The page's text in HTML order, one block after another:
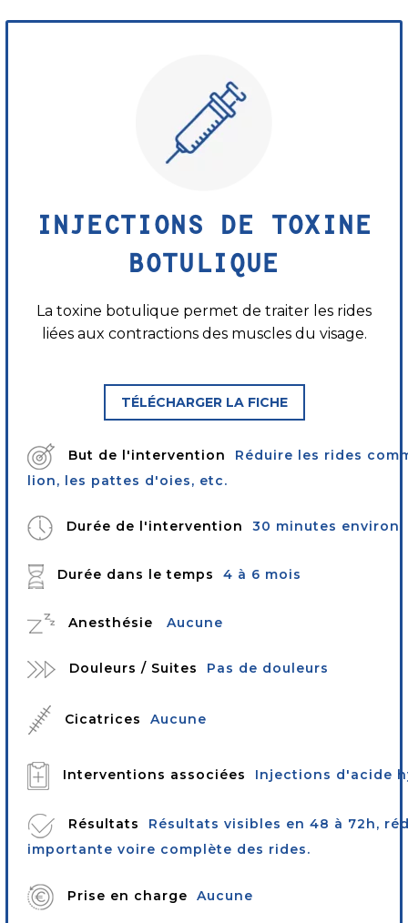
INJECTIONS DE TOXINE
BOTULIQUE
La toxine botulique permet de traiter les rides
liées aux contractions des muscles du visage.
TÉLÉCHARGER LA FICHE
But de l'intervention
Réduire les rides
lion, les pattes d'oies, etc.
Durée de l'intervention 30 minutes environ
Durée dans le temps 4 à 6 mois
Anesthésie Aucune
Douleurs / Suites Pas de douleurs
Cicatrices Aucune
Interventions associées Injections d'acide
Résultats
Résultats visibles en 48 à 72h,
importante voire complète des rides.
Prise en charge Aucune